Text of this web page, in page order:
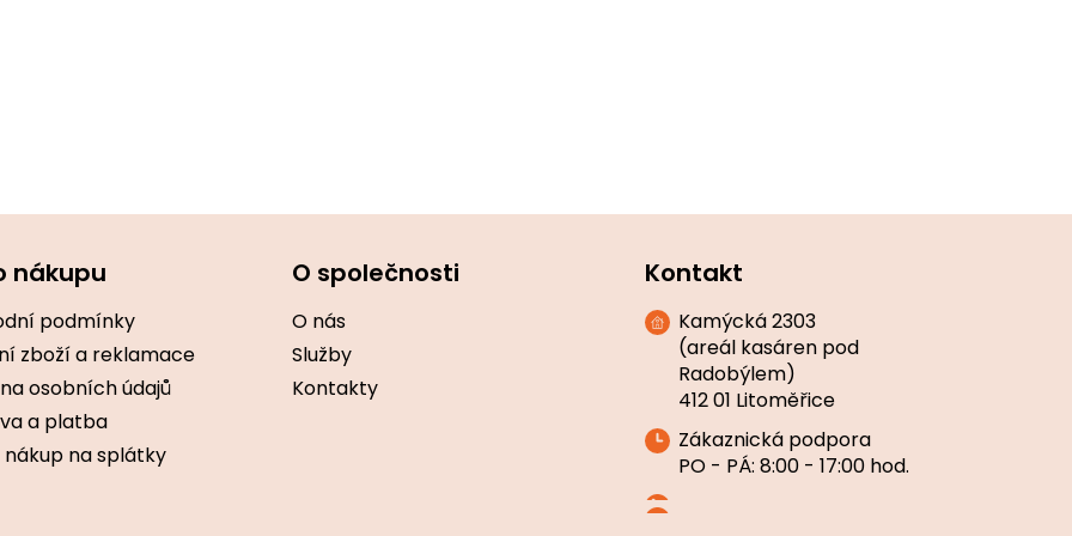
nákupu
podmínky
zboží a reklamace
osobních údajů
a platba
nákup na splátky
O společnosti
O nás
Služby
Kontakty
Kontakt
Kamýcká 2303
(areál kasáren pod
Radobýlem)
412 01 Litoměřice
Zákaznická podpora
PO - PÁ: 8:00 - 17:00 hod.